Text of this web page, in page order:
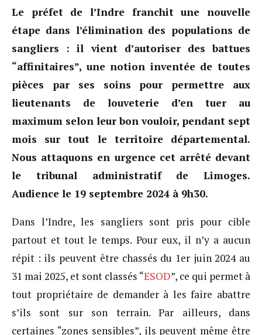
Le préfet de l’Indre franchit une nouvelle
étape dans l’élimination des populations de
sangliers : il vient d’autoriser des battues
“affinitaires”, une notion inventée de toutes
pièces par ses soins pour permettre aux
lieutenants de louveterie d’en tuer au
maximum selon leur bon vouloir, pendant sept
mois sur tout le territoire départemental.
Nous attaquons en urgence cet arrêté devant
le tribunal administratif de Limoges.
Audience le 19 septembre 2024 à 9h30.
Dans l’Indre, les sangliers sont pris pour cible
partout et tout le temps. Pour eux, il n’y a aucun
répit : ils peuvent être chassés du 1er juin 2024 au
31 mai 2025, et sont classés “ESOD”, ce qui permet à
tout propriétaire de demander à les faire abattre
s’ils sont sur son terrain. Par ailleurs, dans
certaines “zones sensibles”, ils peuvent même être